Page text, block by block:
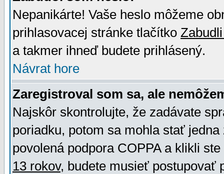
Nepanikárte! Vaše heslo môžeme
prihlasovacej stránke tlačítko
a takmer ihneď budete prihlásený.
Návrat hore
Zaregistroval som sa, ale
Najskôr skontrolujte, že zadávate
poriadku, potom sa mohla stať
povolená podpora COPPA a klikli
13 rokov, budete musieť postupovať